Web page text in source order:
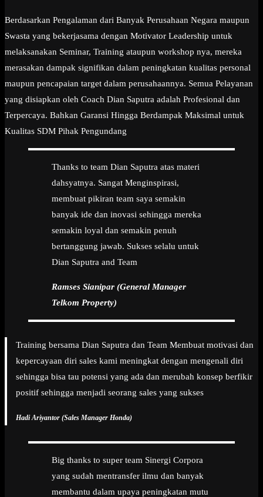
Berdasarkan Pengalaman dari Banyak Perusahaan Negara maupun
Swasta yang bekerjasama dengan Motivator Leadership untuk
melaksanakan Seminar, Training ataupun workshop nya, mereka
merasakan dampak signifikan dalam peningkatan kualitas personal
maupun pencapaian target dalam perusahaannya. Semua Pelayanan
yang disiapkan oleh Coach Dian Saputra adalah Profesional dan
Terpercaya. Bahkan Garansi Hingga Berdampak Maksimal untuk
Kualitas SDM Pihak Pengundang
Thanks to team Dian Saputra atas materi
dahsyatnya. Sangat Menginspirasi,
membuat pikiran team saya semakin
banyak ide dan inovasi sehingga mereka
semakin loyal dan semakin penuh
bertanggung jawab. Sukses selalu untuk
Dian Saputra and Team
Ramses Sianipar (General Manager
Telkom Property)
Training bersama Dian Saputra dan Team Membuat motivasi dan
kepercayaan diri sales kami meningkat dengan mengenali diri
sehingga bisa tau potensi yang ada dan merubah konsep berfikir
positif sehingga menjadi seorang sales yang sukses
Hadi Ariyantor (Sales Manager Honda)
Big thanks to super team Sinergi Corpora
yang sudah mentransfer ilmu dan banyak
membantu dalam upaya peningkatan mutu